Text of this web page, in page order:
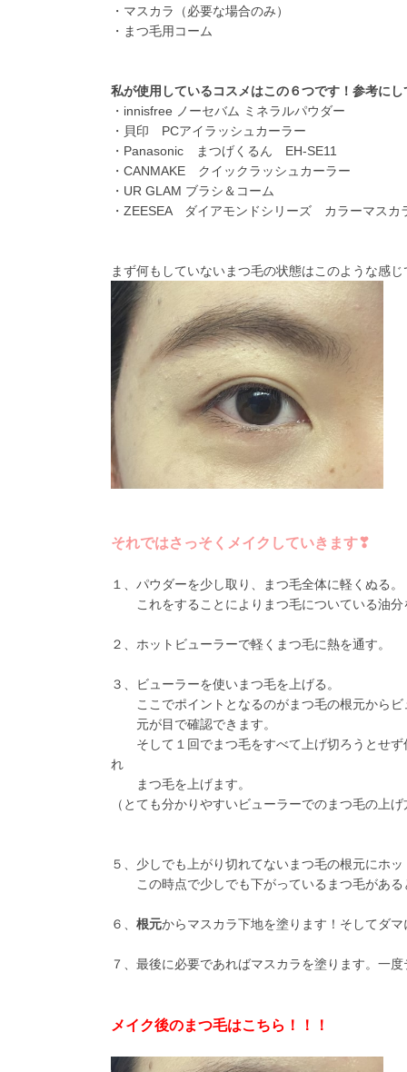
・マスカラ（必要な場合のみ）
・まつ毛用コーム
私が使用しているコスメはこの６つです！参考に
・innisfree ノーセバム ミネラルパウダー
・貝印 PCアイラッシュカーラー
・Panasonic まつげくるん EH-SE11
・CANMAKE クイックラッシュカーラー
・UR GLAM ブラシ＆コーム
・ZEESEA ダイアモンドシリーズ カラーマス
まず何もしていないまつ毛の状態はこのような感じ
それではさっそくメイクしていきます❣
１、パウダーを少し取り、まつ毛全体に軽くぬる。
これをすることによりまつ毛についている油分
２、ホットビューラーで軽くまつ毛に熱を通す。
３、ビューラーを使いまつ毛を上げる。
ここでポイントとなるのがまつ毛の根元からビ
元が目で確認できます。
そして１回でまつ毛をすべて上げ切ろうとせず
れ
まつ毛を上げます。
（とても分かりやすいビューラーでのまつ毛の上
５、少しでも上がり切れてないまつ毛の根元にホ
この時点で少しでも下がっているまつ毛がある
６、 根元からマスカラ下地を塗ります！そしてダ
７、最後に必要であればマスカラを塗ります。一
メイク後のまつ毛はこちら！！！